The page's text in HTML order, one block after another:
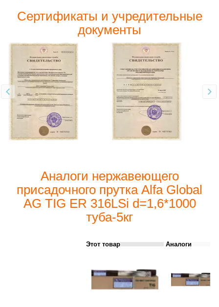
Сертификаты и учредительные
документы
Аналоги нержавеющего
присадочного прутка Alfa Global
AG TIG ER 316LSi d=1,6*1000
туба-5кг
Этот товар Аналоги